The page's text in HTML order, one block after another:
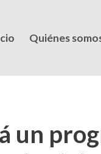
Quiénes
un